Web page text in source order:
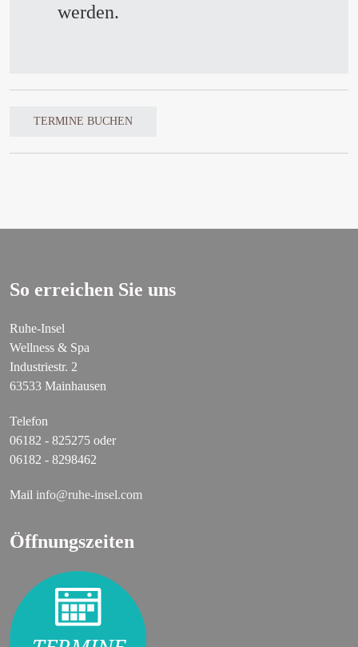
werden.
TERMINE BUCHEN
So erreichen Sie uns
Ruhe-Insel
Wellness & Spa
Industriestr. 2
63533 Mainhausen
Telefon
06182 - 825275 oder
06182 - 8298462
Mail info@ruhe-insel.com
Öffnungszeiten